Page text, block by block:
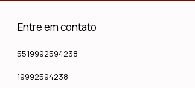
Entre em contato
5519992594238
19992594238